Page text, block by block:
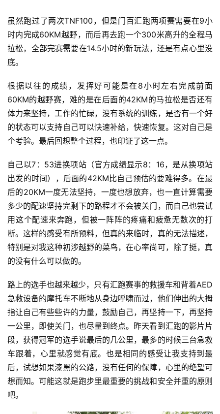
虽然跑过了两次TNF100，但是门百汇跑两项赛需要在9小
时内完成60KM越野，而后再去跑一个300米高升的全程马
拉松，全部完赛需要在14.5小时的新玩法，还是有点心里没
底。
根据以往的成绩，发挥好可能是在8小时左右完成前面
60KM的越野赛，难的是在后面的42KM的马拉松是否还有
体力来坚持，工作的忙碌，没有系统的训练，是否有一个好
的状态可以支持自己可以快速补给，快速恢复。这对自己是
个考验。最后回想整个过程，也印证了这一点。
自己以7：53进换项站（官方成绩显示8：16，是从换项站
出发的时间），后面的42KM比自己预估的要难得多。在最
后的20KM一度无法坚持，一度也想放弃，也一直计算需要
多少的配速坚持完剩下的路程才不会被关门，而自己也尝试
用这个配速来奔跑，但被一阵阵的疼痛和疲惫无数次的打
断。这样的感受有所预料，但真的来临时，真的无法描述，
特别是对我这种初涉越野的菜鸟，在心率尚可，除了挺，真
的没有什么可以做的。
路上的选手也越来越少，只有汇跑赛事的救援车和背着AED
急救设备的摩托车不断地从身边呼啸而过，他们伸出的大拇
指让自己有些些许的力量，鼓励自己，再坚持一下，再坚持
一公里，即使关门，也尽量到终点。昨天看到汇跑的影片片
段，获得冠军的选手说最后的几公里，最多的时候三台急救
车跟着，心里就感觉有底。也是相同的感受让我支持到最
后，试想如果漆黑的公路，没有任何的保障，心里的绝望可
想而知。可能这就是跑步里最重要的挑战和安全并重的原则
吧。